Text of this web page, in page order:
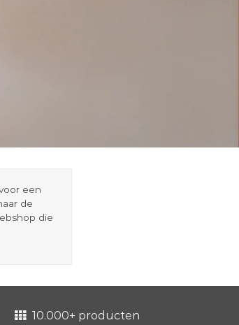
een
de
die
10.000+ producten